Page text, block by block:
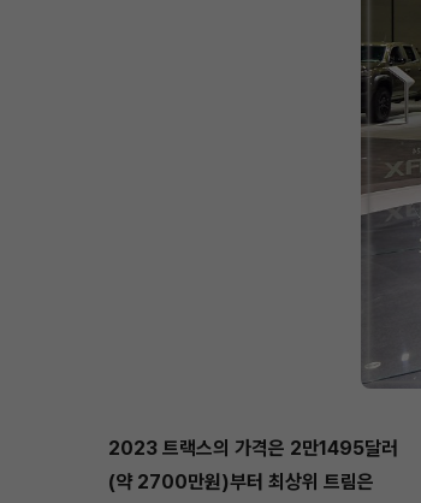
2023 트랙스의 가격은 2만1495달러
(약 2700만원)부터 최상위 트림은